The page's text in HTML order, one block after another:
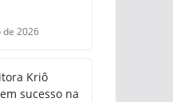
de 2026
Kriô
sucesso na